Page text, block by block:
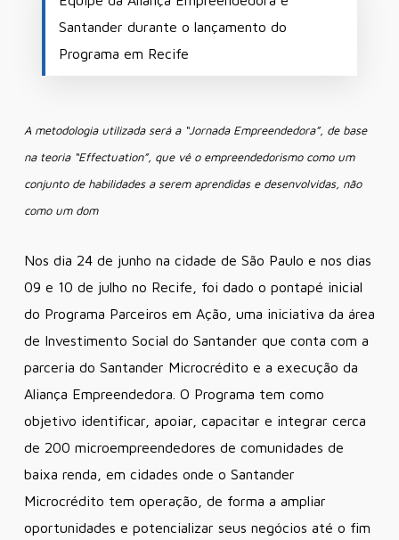
Santander durante o lançamento do
Programa em Recife
A metodologia utilizada será a “Jornada Empreendedora”, de base
na teoria “Effectuation”, que vê o empreendedorismo como um
conjunto de habilidades a serem aprendidas e desenvolvidas, não
como um dom
Nos dia 24 de junho na cidade de São Paulo e nos dias
09 e 10 de julho no Recife, foi dado o pontapé inicial
do Programa Parceiros em Ação, uma iniciativa da área
de Investimento Social do Santander que conta com a
parceria do Santander Microcrédito e a execução da
Aliança Empreendedora. O Programa tem como
objetivo identificar, apoiar, capacitar e integrar cerca
de 200 microempreendedores de comunidades de
baixa renda, em cidades onde o Santander
Microcrédito tem operação, de forma a ampliar
oportunidades e potencializar seus negócios até o fim